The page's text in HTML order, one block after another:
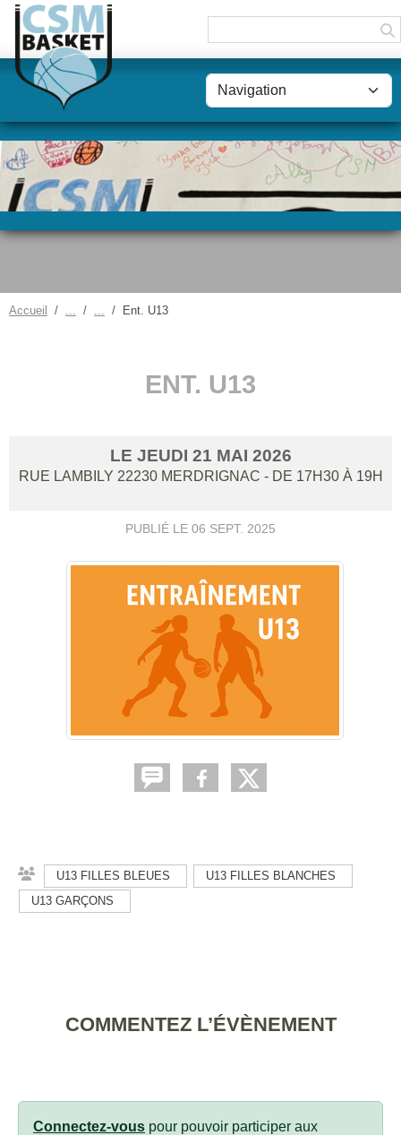
Accueil Ent. U13
ENT. U13
LE JEUDI 21 MAI 2026
RUE LAMBILY 22230 MERDRIGNAC - DE 17H30 À 19H
PUBLIÉ LE 06 SEPT. 2025
U13 FILLES BLEUES
U13 FILLES BLANCHES
U13 GARÇONS
COMMENTEZ L’ÉVÈNEMENT
Connectez-vous pour pouvoir participer aux
Panneau de gestion des cookies